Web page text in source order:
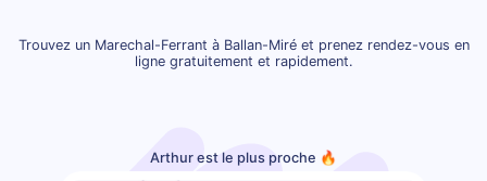
Trouvez un Marechal-Ferrant à Ballan-Miré et prenez rendez-vous en
ligne gratuitement et rapidement.
Arthur est le plus proche 🔥